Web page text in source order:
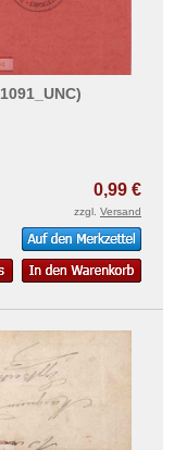
0,99 €
zzgl. Versand